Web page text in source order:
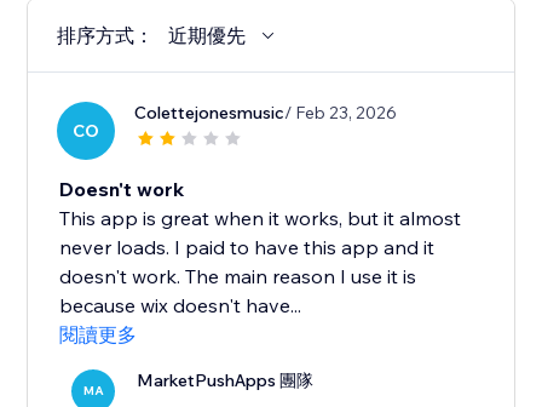
排序方式： 近期優先
CO
Colettejonesmusic/ Feb 23, 2026
Doesn't work
This app is great when it works, but it almost
never loads. I paid to have this app and it
doesn't work. The main reason I use it is
because wix doesn't have...
閱讀更多
MA MarketPushApps 團隊